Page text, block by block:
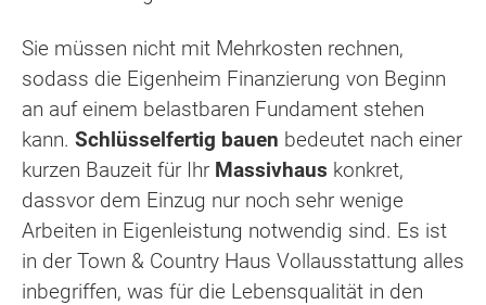
Sie müssen nicht mit Mehrkosten rechnen,
sodass die Eigenheim Finanzierung von Beginn
an auf einem belastbaren Fundament stehen
kann. Schlüsselfertig bauen bedeutet nach einer
kurzen Bauzeit für Ihr Massivhaus konkret,
dassvor dem Einzug nur noch sehr wenige
Arbeiten in Eigenleistung notwendig sind. Es ist
in der Town & Country Haus Vollausstattung alles
inbegriffen, was für die Lebensqualität in den